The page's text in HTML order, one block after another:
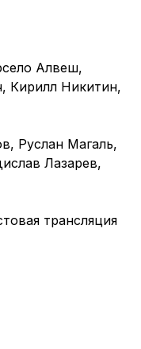
Алвеш,
Кирилл Никитин,
Руслан Магаль,
Лазарев,
трансляция